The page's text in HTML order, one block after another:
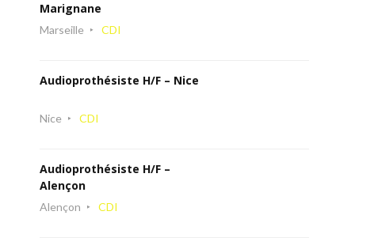
Marignane
Marseille CDI
Audioprothésiste H/F – Nice
Nice CDI
Audioprothésiste H/F –
Alençon
Alençon CDI